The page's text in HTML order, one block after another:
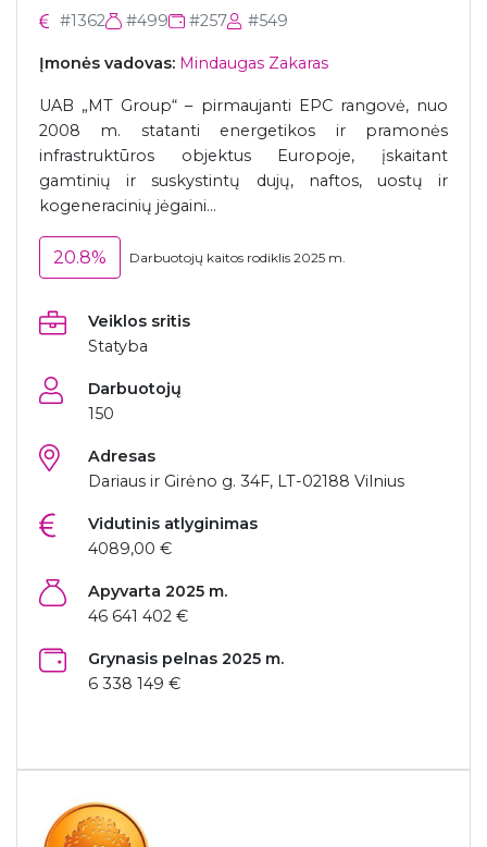
#1362 #499 #257 #549
Įmonės vadovas: Mindaugas Zakaras
UAB „MT Group“ – pirmaujanti EPC rangovė, nuo
2008 m. statanti energetikos ir pramonės
infrastruktūros objektus Europoje, įskaitant
gamtinių ir suskystintų dujų, naftos, uostų ir
kogeneracinių jėgaini...
20.8% Darbuotojų kaitos rodiklis 2025 m.
Veiklos sritis
Statyba
Darbuotojų
150
Adresas
Dariaus ir Girėno g. 34F, LT-02188 Vilnius
Vidutinis atlyginimas
4089,00 €
Apyvarta 2025 m.
46 641 402 €
Grynasis pelnas 2025 m.
6 338 149 €